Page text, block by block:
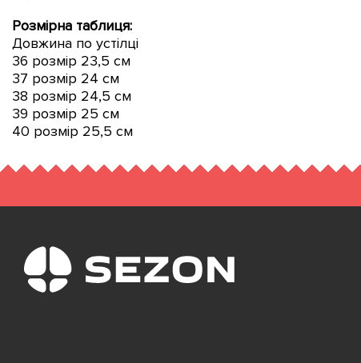
Розмірна таблиця:
Довжина по устілці
36 розмір 23,5 см
37 розмір 24 см
38 розмір 24,5 см
39 розмір 25 см
40 розмір 25,5 см